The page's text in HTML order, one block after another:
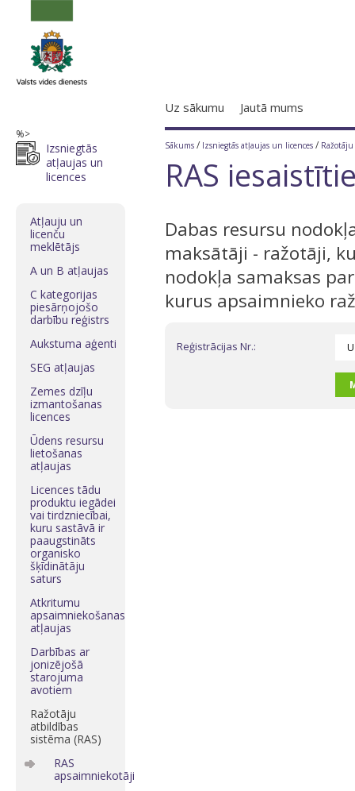
Uz sākumu Jautā mums
%>
Izsniegtās
atļaujas un
licences
Atļauju un
licenču
meklētājs
A un B atļaujas
C kategorijas
piesārņojošo
darbību reģistrs
Aukstuma aģenti
SEG atļaujas
Zemes dzīļu
izmantošanas
licences
Ūdens resursu
lietošanas
atļaujas
Licences tādu
produktu iegādei
vai tirdzniecībai,
kuru sastāvā ir
paaugstināts
organisko
šķīdinātāju
saturs
Atkritumu
apsaimniekošanas
atļaujas
Darbības ar
jonizējošā
starojuma
avotiem
Ražotāju
atbildības
sistēma (RAS)
RAS
apsaimniekotāji
Sākums / Izsniegtās atļaujas un licences /
RAS
Dabas resursu
maksātāji - ražotāji,
nodokļa samaksas
kurus apsaimnieko
Reģistrācijas Nr.: